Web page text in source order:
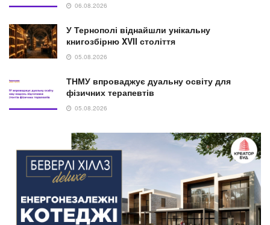
06.08.2026
У Тернополі віднайшли унікальну
книгозбірню XVII століття
05.08.2026
ТНМУ впроваджує дуальну освіту для
фізичних терапевтів
05.08.2026